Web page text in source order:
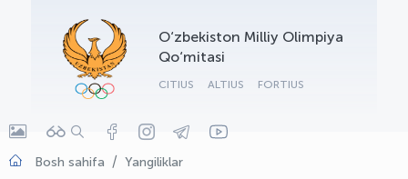
O‘zbekiston Milliy Olimpiya
Qo‘mitasi
CITIUS ALTIUS FORTIUS
Bosh sahifa Yangiliklar
OLYMPCHIK AI - yordamchi
Onlayn · olympic.uz